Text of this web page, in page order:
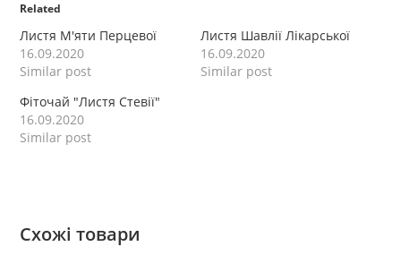
Related
Листя М'яти Перцевої
16.09.2020
Similar post
Листя Шавлії Лікарської
16.09.2020
Similar post
Фіточай "Листя Стевії"
16.09.2020
Similar post
Схожі товари